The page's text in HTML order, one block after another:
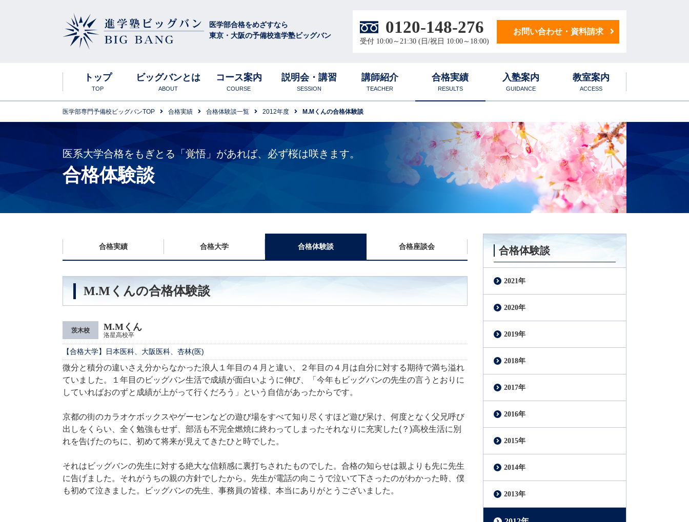
医学部合格をめざすなら
東京・大阪の予備校進学塾ビッグバン
0120-148-276
受付 10:00～21:30 (日/祝日 10:00～18:00)
お問い合わせ・資料請求
トップ
TOP
ビッグバンとは
ABOUT
圧倒的な学習量と質 1日のスケジュール
コース案内
COURSE
説明会・講習
SESSION
無料体験授業 後期対策講座
講師紹介
TEACHER
化学科
国語・小論文科
地歴・公民科
合格実績
RESULTS
入塾案内
GUIDANCE
教室案内
ACCESS
学生寮
学生マンション
医学部専門予備校ビッグバンTOP 合格実績 合格体験談一覧 2012年度 M.Mくんの合格体験談
医系大学合格をもぎとる「覚悟」があれば、必ず桜は咲きます。
合格体験談
合格実績 合格大学 合格体験談 合格座談会
M.Mくんの合格体験談
茨木校 M.Mくん
洛星高校卒
【合格大学】日本医科、大阪医科、杏林(医)
微分と積分の違いさえ分からなかった浪人１年目の４月と違い、２年目の４月は自分に対する期待で満ち溢れ
ていました。１年目のビッグバン生活で成績が面白いように伸び、「今年もビッグバンの先生の言うとおりに
していればおのずと成績が上がって行くだろう」という自信があったからです。
京都の街のカラオケボックスやゲーセンなどの遊び場をすべて知り尽くすほど遊び呆け、何度となく父兄呼び
出しをくらい、全く勉強もせず、部活も不完全燃焼に終わってしまったそれなりに充実した(？)高校生活に別
れを告げたのちに、初めて将来が見えてきたひと時でした。
それはビッグバンの先生に対する絶大な信頼感に裏打ちされたものでした。合格の知らせは親よりも先に先生
に告げました。それがうちの親の方針でしたから。先生が電話の向こうで泣いて下さったのがわかった時、僕
も初めて泣きました。ビッグバンの先生、事務員の皆様、本当にありがとうございました。
合格体験談
2021年
2020年
2019年
2018年
2017年
2016年
2015年
2014年
2013年